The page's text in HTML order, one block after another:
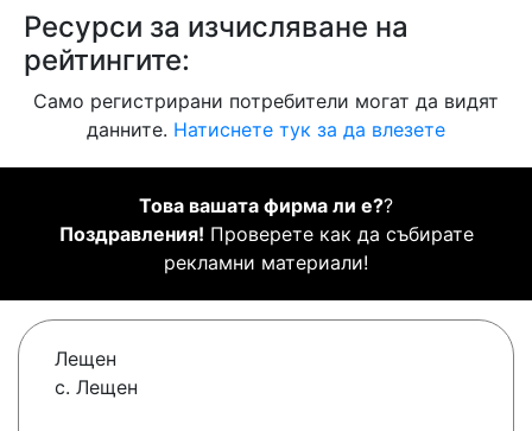
Ресурси за изчисляване на
рейтингите:
Само регистрирани потребители могат да видят
данните. Натиснете тук за да влезете
Това вашата фирма ли е??
Поздравления! Проверете как да събирате
рекламни материали!
Лещен
с. Лещен